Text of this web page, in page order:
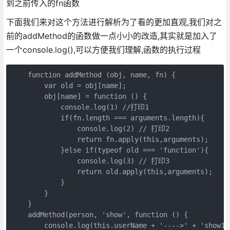
到之前传入的fn函数
下面我们来对这个方法进行解析为了看的更加直观,我们对之
前的addMethod的函数做一点小小的改造,其实就是加入了
一个console.log(),可以方便我们理解,函数的执行过程
    function addMethod (obj, name, fn) {
        var old = obj[name];
        obj[name] = function () {
            console.log(1) //打印1
            if(fn.length === arguments.length){
                console.log(2) // 打印2
                return fn.apply(this,arguments);
            }else if(typeof old === 'function'){
                console.log(3) // 打印3
                return old.apply(this,arguments);
            }
        }
    }
    addMethod(person, 'show', function () {
console.log(this.userName + '---->' +